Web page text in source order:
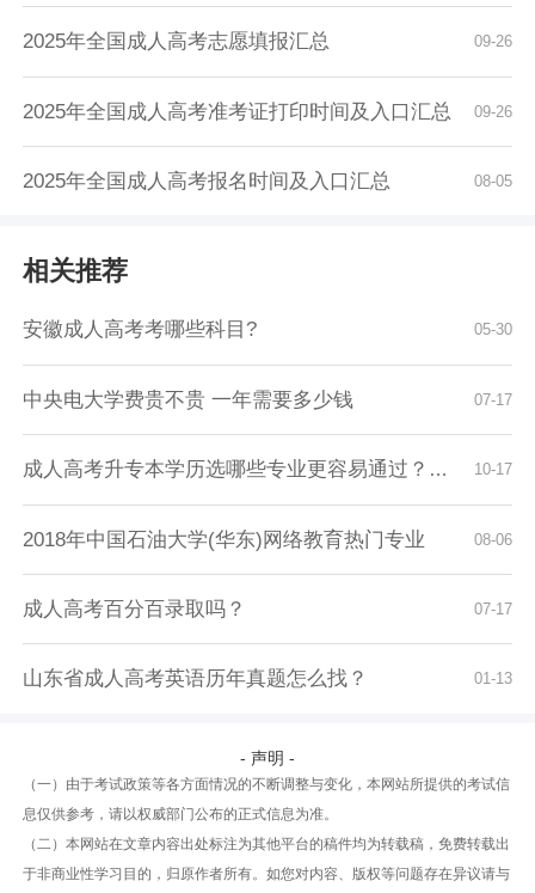
09-26
2025年全国成人高考志愿填报汇总
09-26
2025年全国成人高考准考证打印时间及入口汇总
08-05
2025年全国成人高考报名时间及入口汇总
相关推荐
05-30
安徽成人高考考哪些科目?
07-17
中央电大学费贵不贵 一年需要多少钱
10-17
成人高考升专本学历选哪些专业更容易通过？报名...
08-06
2018年中国石油大学(华东)网络教育热门专业
07-17
成人高考百分百录取吗？
01-13
山东省成人高考英语历年真题怎么找？
- 声明 -
（一）由于考试政策等各方面情况的不断调整与变化，本网站所提供的考试信
息仅供参考，请以权威部门公布的正式信息为准。
（二）本网站在文章内容出处标注为其他平台的稿件均为转载稿，免费转载出
于非商业性学习目的，归原作者所有。如您对内容、版权等问题存在异议请与